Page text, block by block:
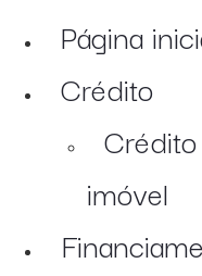
Página
Crédito
imóvel